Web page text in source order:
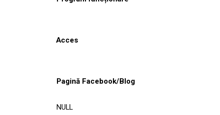
Acces
Pagină Facebook/Blog
NULL